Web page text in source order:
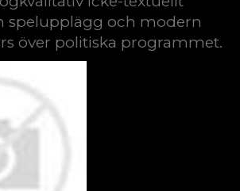
spelupplägg och modern
över politiska programmet.